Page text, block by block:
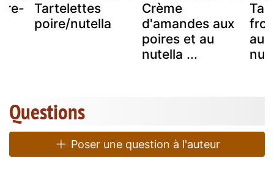
Tartelettes
poire/nutella
Crème
d'amandes aux
poires et au
nutella ...
Questions
Poser une question à l'auteur